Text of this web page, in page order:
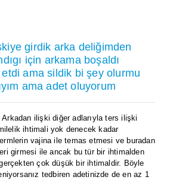
girdik arka deliğimden
için arkama boşaldı
ama sildik bi şey olurmu
ama adet oluyorum
Arkadan ilişki diğer adlarıyla ters ilişki
ihtimali yok denecek kadar
vajina ile temas etmesi ve buradan
girmesi ile ancak bu tür bir ihtimalden
çok düşük bir ihtimaldir. Böyle
tedbiren adetinizde de en az 1